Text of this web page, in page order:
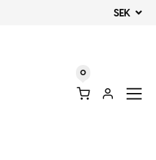
SEK
0